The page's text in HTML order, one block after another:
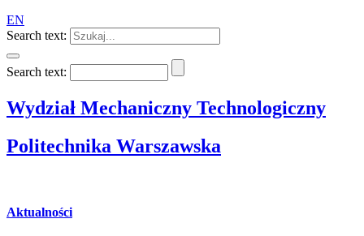
EN
Search text:
Search text:
Wydział Mechaniczny Technologiczny
Politechnika Warszawska
Aktualności